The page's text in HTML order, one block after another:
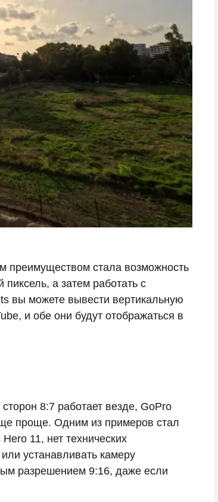
преимуществом стала возможность
а затем работать с
вы можете вывести вертикальную
и обе они будут отображаться в
8:7 работает везде, GoPro
проще. Одним из примеров стал
11, нет технических
устанавливать камеру
разрешением 9:16, даже если